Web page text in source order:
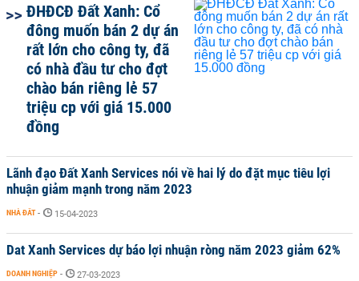
ĐHĐCĐ Đất Xanh: Cổ
đông muốn bán 2 dự án
rất lớn cho công ty, đã
có nhà đầu tư cho đợt
chào bán riêng lẻ 57
triệu cp với giá 15.000
đồng
Lãnh đạo Đất Xanh Services nói về hai lý do đặt mục tiêu lợi
nhuận giảm mạnh trong năm 2023
NHÀ ĐẤT - 15-04-2023
Dat Xanh Services dự báo lợi nhuận ròng năm 2023 giảm 62%
DOANH NGHIỆP - 27-03-2023